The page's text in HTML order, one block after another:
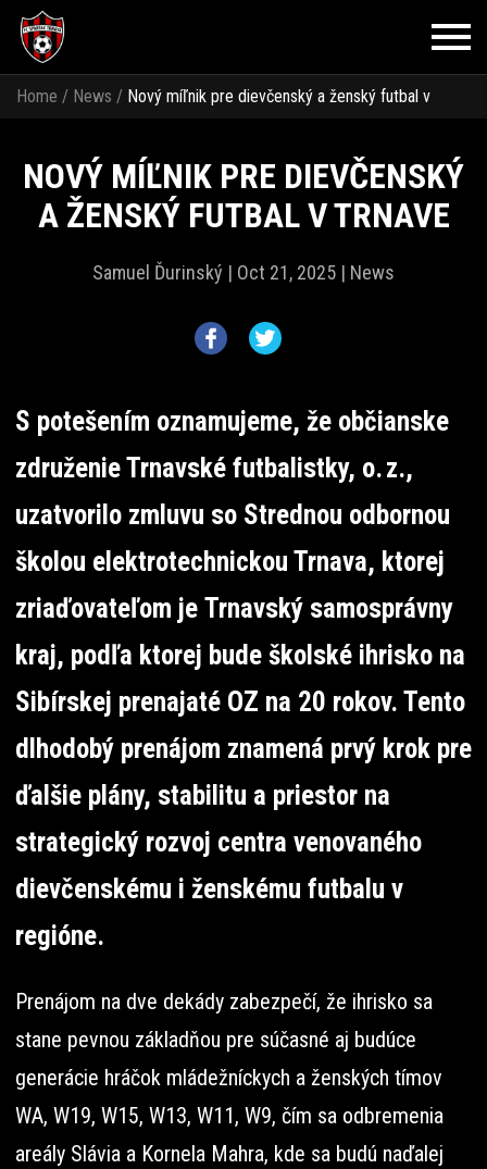
Home / News / Nový míľnik pre dievčenský a ženský futbal v
NOVÝ MÍĽNIK PRE DIEVČENSKÝ
A ŽENSKÝ FUTBAL V TRNAVE
Samuel Ďurinský | Oct 21, 2025 | News
S potešením oznamujeme, že občianske
združenie Trnavské futbalistky, o. z.,
uzatvorilo zmluvu so Strednou odbornou
školou elektrotechnickou Trnava, ktorej
zriaďovateľom je Trnavský samosprávny
kraj, podľa ktorej bude školské ihrisko na
Sibírskej prenajaté OZ na 20 rokov. Tento
dlhodobý prenájom znamená prvý krok pre
ďalšie plány, stabilitu a priestor na
strategický rozvoj centra venovaného
dievčenskému i ženskému futbalu v
regióne.
Prenájom na dve dekády zabezpečí, že ihrisko sa
stane pevnou základňou pre súčasné aj budúce
generácie hráčok mládežníckych a ženských tímov
WA, W19, W15, W13, W11, W9, čím sa odbremenia
areály Slávia a Kornela Mahra, kde sa budú naďalej